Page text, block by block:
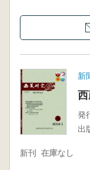
新
発
出
新刊 在庫なし